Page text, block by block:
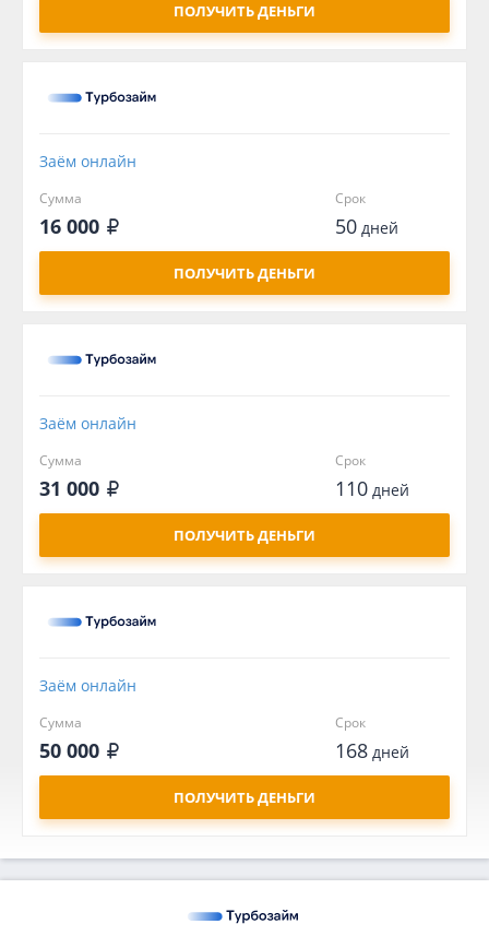
ПОЛУЧИТЬ ДЕНЬГИ
Заём онлайн
Сумма
16 000
Срок
50дней
ПОЛУЧИТЬ ДЕНЬГИ
Заём онлайн
Сумма
31 000
Срок
110дней
ПОЛУЧИТЬ ДЕНЬГИ
Заём онлайн
Сумма
50 000
Срок
168дней
ПОЛУЧИТЬ ДЕНЬГИ